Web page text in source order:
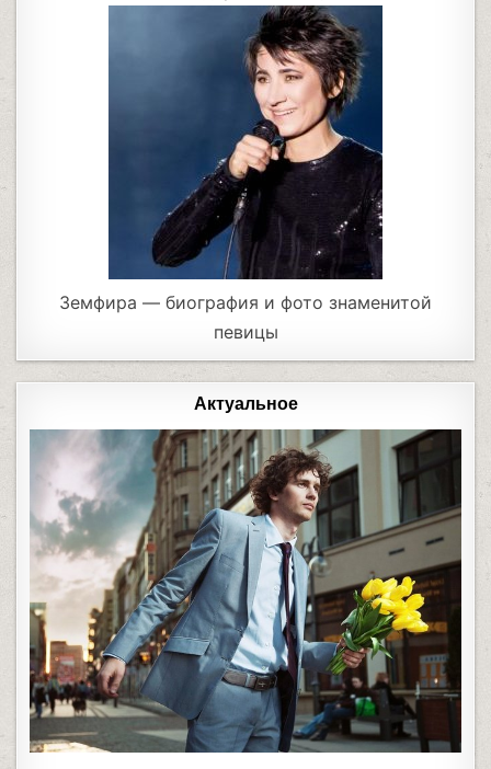
Земфира — биография и фото знаменитой
певицы
Актуальное